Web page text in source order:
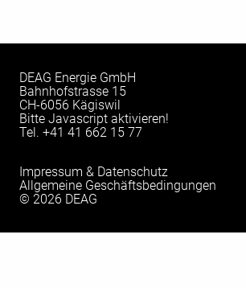
DEAG Energie GmbH
Bahnhofstrasse 15
CH-6056 Kägiswil
Bitte Javascript aktivieren!
Tel. +41 41 662 15 77
Impressum & Datenschutz
Allgemeine Geschäftsbedingungen
© 2026 DEAG